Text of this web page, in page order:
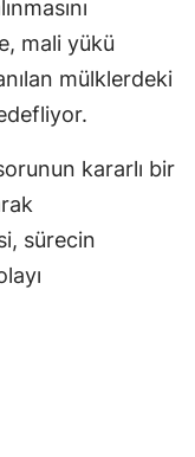
mali yükü
mülklerdeki
kararlı bir
sürecin